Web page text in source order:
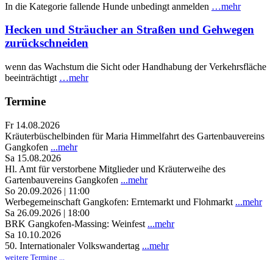
In die Kategorie fallende Hunde unbedingt anmelden …mehr
Hecken und Sträucher an Straßen und Gehwegen
zurückschneiden
wenn das Wachstum die Sicht oder Handhabung der Verkehrsfläche
beeinträchtigt …mehr
Termine
Fr 14.08.2026
Kräuterbüschelbinden für Maria Himmelfahrt des Gartenbauvereins
Gangkofen ...mehr
Sa 15.08.2026
Hl. Amt für verstorbene Mitglieder und Kräuterweihe des
Gartenbauvereins Gangkofen ...mehr
So 20.09.2026 | 11:00
Werbegemeinschaft Gangkofen: Erntemarkt und Flohmarkt ...mehr
Sa 26.09.2026 | 18:00
BRK Gangkofen-Massing: Weinfest ...mehr
Sa 10.10.2026
50. Internationaler Volkswandertag ...mehr
weitere Termine ...